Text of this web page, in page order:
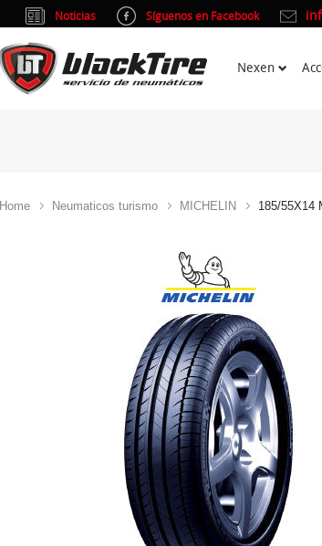
Home Neumaticos turismo MICHELIN 185/55X14
Noticias Síguenos en Facebook
Nexen